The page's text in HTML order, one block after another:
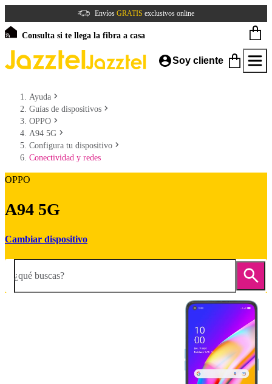
Envíos GRATIS exclusivos online
Consulta si te llega la fibra a casa
Soy cliente
Ayuda
Guías de dispositivos
OPPO
A94 5G
Configura tu dispositivo
Conectividad y redes
OPPO
A94 5G
Cambiar dispositivo
¿qué buscas?